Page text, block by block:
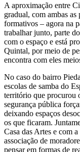
A aproximação entre
gradual, com ambas
formativos – agora na
trabalhar junto, parte
com o espaço e está
Quintal, por meio de
encontra com eles
No caso do bairro
escolas de samba do
território que procurou
segurança pública
deixando espaços
os que ficaram.
Casa das Artes e com
associação de
pensar em formas de